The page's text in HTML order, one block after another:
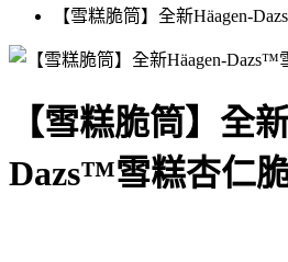
【雪糕脆筒】全新Häagen-
【雪糕脆筒】全
Dazs™雪糕杏仁